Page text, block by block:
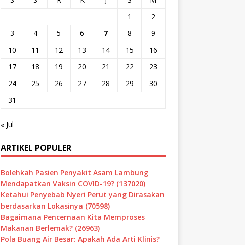
1
2
3
4 5 6 7 8
9
10
11 12 13 14 15
16
17
18 19 20 21 22
23
24
25 26 27 28 29
30
31
« Jul
ARTIKEL POPULER
Bolehkah Pasien Penyakit Asam Lambung
Mendapatkan Vaksin COVID-19? (137020)
Ketahui Penyebab Nyeri Perut yang Dirasakan
berdasarkan Lokasinya (70598)
Bagaimana Pencernaan Kita Memproses
Makanan Berlemak? (26963)
Pola Buang Air Besar: Apakah Ada Arti Klinis?